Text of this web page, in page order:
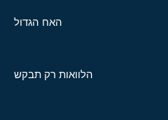
האח הגדול
הלוואות רק תבקש